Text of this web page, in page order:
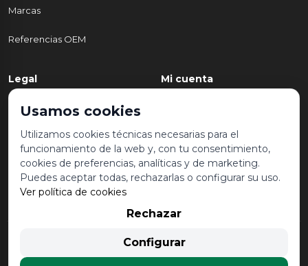
Marcas
Referencias OEM
Legal
Política de Privacidad
Aviso legal y condiciones de
uso
Política de Cookies
Mi cuenta
Mis pedidos
Lista de deseos
© 2026 Desguace Malvarrosa. Todos los derechos reservados |
Desarrollado por
Usamos cookies
Utilizamos cookies técnicas necesarias para el
funcionamiento de la web y, con tu consentimiento,
cookies de preferencias, analíticas y de marketing.
Puedes aceptar todas, rechazarlas o configurar su uso.
Ver política de cookies
Rechazar
Configurar